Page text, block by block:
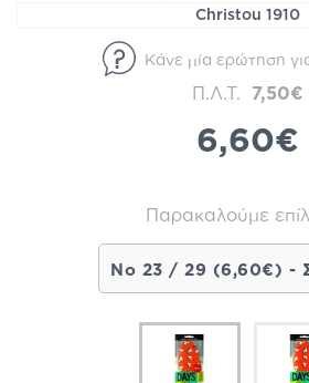
Christou 1910
Κάνε μία ερώτηση
Π.Λ.Τ. 7,50€
6,60€
Παρακαλούμε